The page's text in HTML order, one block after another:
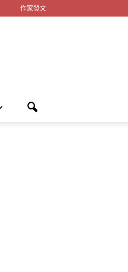
作家發文